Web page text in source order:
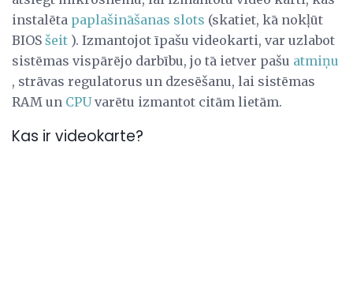
instalēta paplašināšanas slots (skatiet, kā nokļūt
BIOS šeit ). Izmantojot īpašu videokarti, var uzlabot
sistēmas vispārējo darbību, jo tā ietver pašu atmiņu
, strāvas regulatorus un dzesēšanu, lai sistēmas
RAM un CPU varētu izmantot citām lietām.
Kas ir videokarte?